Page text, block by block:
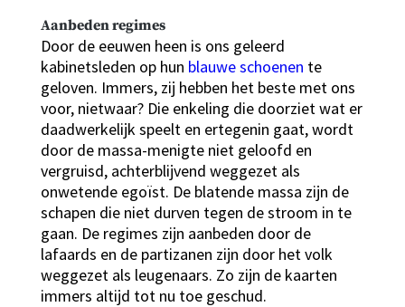
Aanbeden regimes
Door de eeuwen heen is ons geleerd
kabinetsleden op hun blauwe schoenen te
geloven. Immers, zij hebben het beste met ons
voor, nietwaar? Die enkeling die doorziet wat er
daadwerkelijk speelt en ertegenin gaat, wordt
door de massa-menigte niet geloofd en
vergruisd, achterblijvend weggezet als
onwetende egoïst. De blatende massa zijn de
schapen die niet durven tegen de stroom in te
gaan. De regimes zijn aanbeden door de
lafaards en de partizanen zijn door het volk
weggezet als leugenaars. Zo zijn de kaarten
immers altijd tot nu toe geschud.